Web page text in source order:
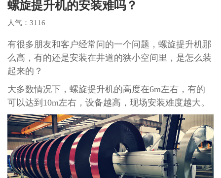
螺旋提升机的安装难吗？
人气：3116
有很多朋友和客户经常问的一个问题，螺旋提升机那
么高，有的还是安装在井道的狭小空间里，是怎么装
起来的？
大多数情况下，螺旋提升机的高度在6m左右，有的
可以达到10m左右，设备越高，现场安装难度越大。